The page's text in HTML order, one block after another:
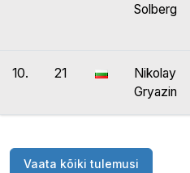
Solberg
10. 21
Nikolay
Gryazin
Vaata kõiki tulemusi